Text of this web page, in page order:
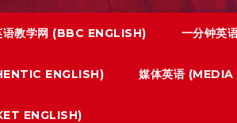
教学网 (BBC ENGLISH) 一分钟英
ENGLISH) 媒体英语
ENGLISH)